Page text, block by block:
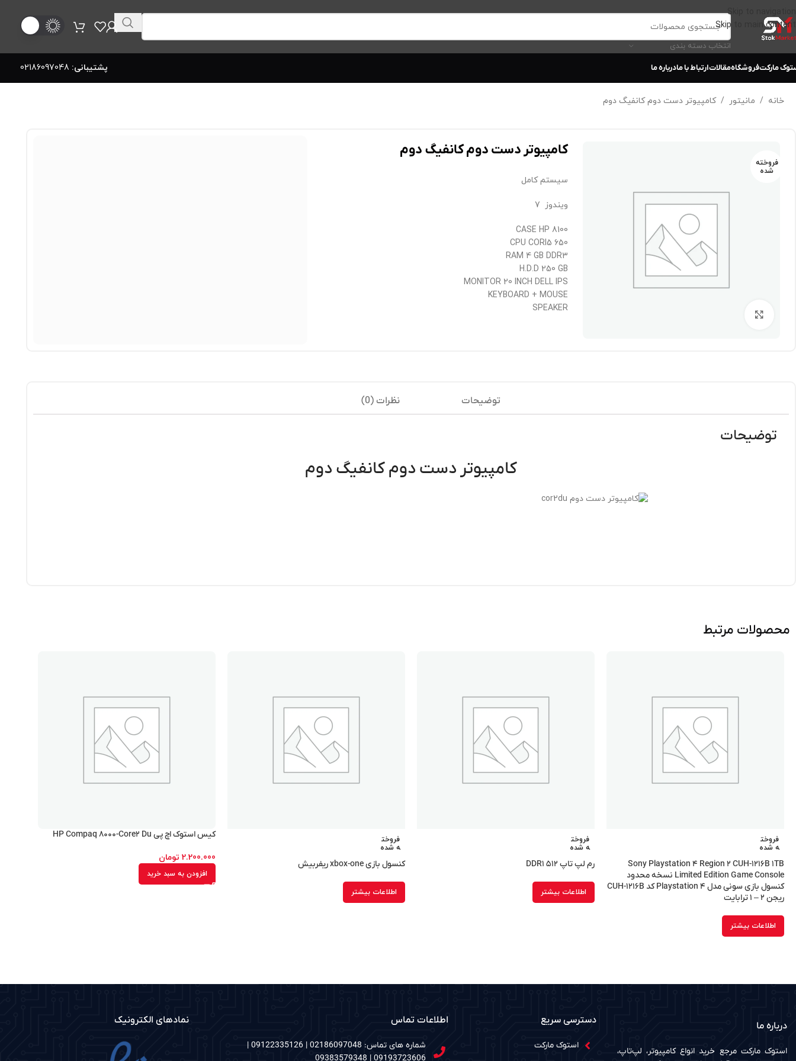
Skip to navigation
Skip to main content
انتخاب دسته بندی
مارکتفروشگاهمقالاتارتباط با مادرباره ما پشتیبانی: 02186097048
خانه / مانیتور / کامپیوتر دست دوم کانفیگ دوم
فروخته
شده
کامپیوتر دست دوم کانفیگ دوم
سیستم کامل
ویندوز 7
CASE HP 8100
CPU CORI5 650
RAM 4 GB DDR3
H.D.D 250 GB
MONITOR 20 INCH DELL IPS
KEYBOARD + MOUSE
SPEAKER
توضیحات نظرات (0)
توضیحات
کامپیوتر دست دوم کانفیگ دوم
محصولات مرتبط
فروخت
ه شده
Sony Playstation ۴ Region ۲ CUH-۱۲۱۶B ۱TB
Limited Edition Game Console نسخه محدود
کنسول بازی سونی مدل Playstation ۴ کد CUH-۱۲۱۶B
ریجن ۲ – ۱ ترابایت
اطلاعات بیشتر
فروخت
ه شده
رم لپ تاپ ۵۱۲ DDR۱
اطلاعات بیشتر
فروخت
ه شده
کنسول بازی xbox-one ریفربیش
اطلاعات بیشتر
کیس استوک اچ پی HP Compaq ۸۰۰۰-Core۲ Du
2.200.000 تومان
افزودن به سبد خرید
درباره ما
استوک مارکت مرجع خرید انواع کامپیوتر، لپ‌تاپ،
دسترسی سریع
استوک مارکت
اطلاعات تماس
شماره های تماس: 02186097048 | 09122335126 |
09193723606 | 09383579348
نمادهای الکترونیک